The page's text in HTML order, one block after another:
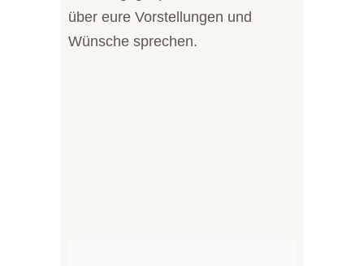
über eure Vorstellungen und
Wünsche sprechen.